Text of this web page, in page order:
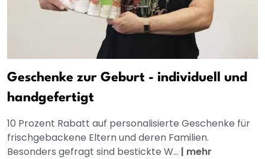
Geschenke zur Geburt - individuell und
handgefertigt
10 Prozent Rabatt auf personalisierte Geschenke für
frischgebackene Eltern und deren Familien.
Besonders gefragt sind bestickte W... | mehr